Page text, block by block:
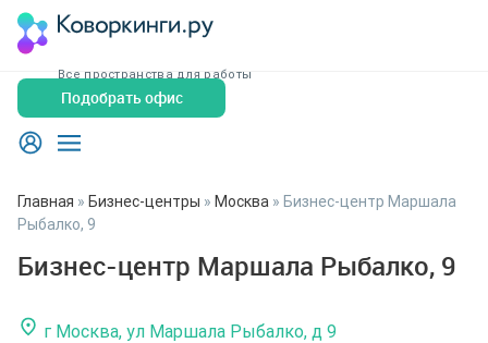
Все пространства для работы
Подобрать офис
Главная » Бизнес-центры » Москва » Бизнес-центр Маршала
Рыбалко, 9
Бизнес-центр Маршала Рыбалко, 9
г Москва, ул Маршала Рыбалко, д 9